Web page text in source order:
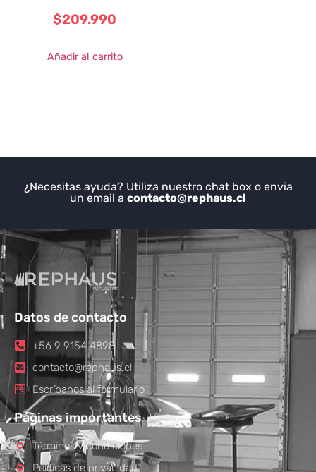
$209.990
Añadir al carrito
¿Necesitas ayuda? Utiliza nuestro chat box o envia
un email a contacto@rephaus.cl
Datos de contacto
+56 9 9154 4898
contacto@rephaus.cl
Escríbanos al formulario
Páginas importantes
Términos y condiciones
Políticas de privacidad